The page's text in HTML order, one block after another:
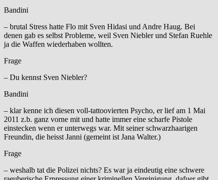
Bandini
– brutal Stress hatte Flo mit Sven Hidasi und Andre Haug. Bei
denen gab es selbst Probleme, weil Sven Niebler und Stefan Ruehle
ja die Waffen wiederhaben wollten.
Frage
– Du kennst Sven Niebler?
Bandini
– klar kenne ich diesen voll-tattoovierten Psycho, er lief am 1 Mai
2011 z.b. ganz vorne mit und hatte immer eine scharfe Pistole
einstecken wenn er unterwegs war. Mit seiner schwarzhaarigen
Freundin, die heisst Janni (gemeint ist Jana Walter.)
Frage
– weshalb tat die Polizei nichts? Es war ja eindeutig eine schwere